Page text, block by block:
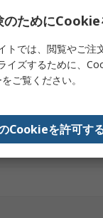
のために
トでは、閲覧やご注
イズするために、
ご覧ください。
Cookieを許可す